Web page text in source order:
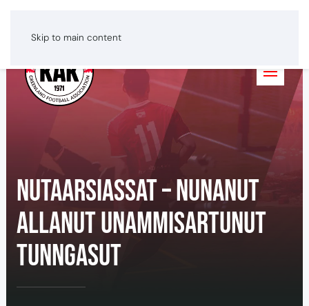
Skip to main content
Greenlandic
Nutaarsiassat – Nunanut
allanut unammisartunut
tunngasut